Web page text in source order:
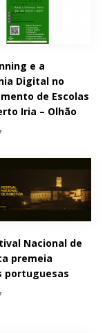
e a
Digital no
de Escolas
Iria – Olhão
Nacional de
premeia
portuguesas